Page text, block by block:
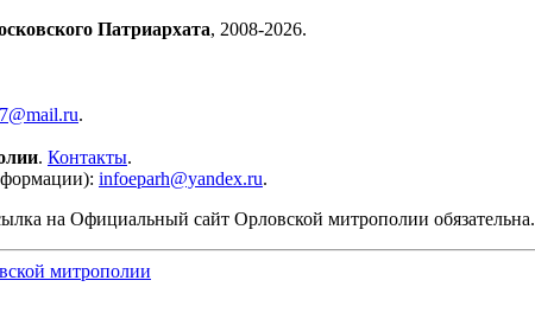
Патриархата, 2008-2026.
.
. Контакты.
infoeparh@yandex.ru.
на Официальный сайт Орловской митрополии обязательна.
митрополии